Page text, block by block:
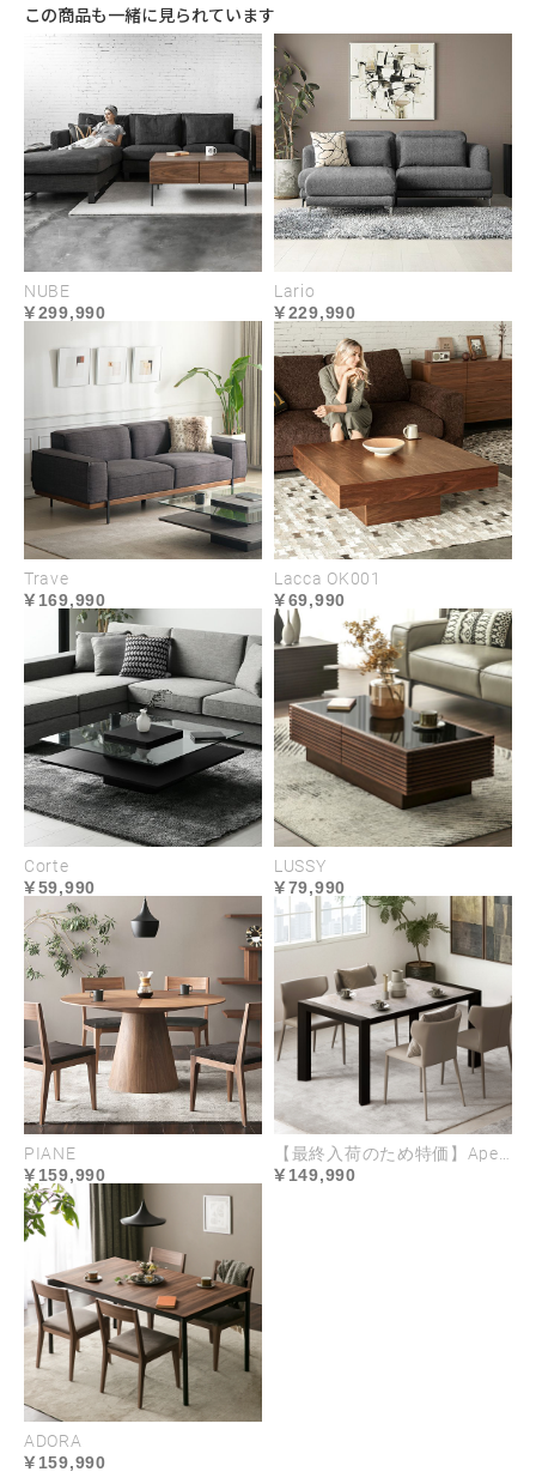
USABILITY
開放感をもたらすゆとりある設計
シンプルで低重心のフラットなフォルムは、圧迫感
を感じさせず、お部屋を広々と演出します。大型テ
レビを置いてもゆったりとしたサイズ設計で、ディ
スプレイ用の小物やオーディオ機器などを置いても
楽しむこともできます。
リビングを整然と美しく保つ
充実の収納力
すっきり洗練されたリビング空間を叶える、充実の
収納スペース。手前に大きく開くフラップ扉はAV機
器もスマートに収納できます。また、ゆっくり開閉
するソフトダウンステー仕様を採用。扉を開閉する
際のショックを軽減します。
この商品も一緒に見られています
NUBE
299,990
Lario
229,990
Trave
169,990
Lacca OK001
69,990
Corte
59,990
LUSSY
79,990
PIANE
159,990
【最終入荷のため特価】Apertura
149,990
ADORA
159,990